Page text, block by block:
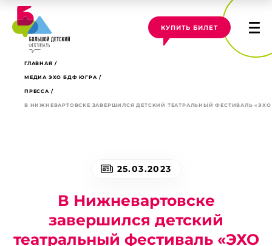
КУПИТЬ БИЛЕТ
ГЛАВНАЯ
МЕДИА ЭХО БДФ ЮГРА
ПРЕССА
В НИЖНЕВАРТОВСКЕ ЗАВЕРШИЛСЯ ДЕТСКИЙ ТЕАТРАЛЬНЫЙ ФЕСТИВАЛЬ
25.03.2023
В Нижневартовске
завершился детский
театральный фестиваль «ЭХО